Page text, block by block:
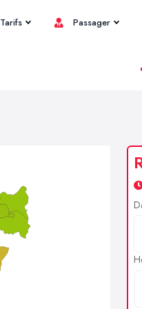
Tarifs Passager